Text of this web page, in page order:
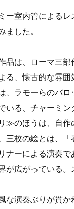
ー室内管による
ました。
品は、ローマ三
る、懐古的な雰囲
ラモーらのバロ
いる、チャーミン
≫のほうは、自作
三枚の絵とは、
ナーによる演奏
が広がっている
な演奏ぶりが貫